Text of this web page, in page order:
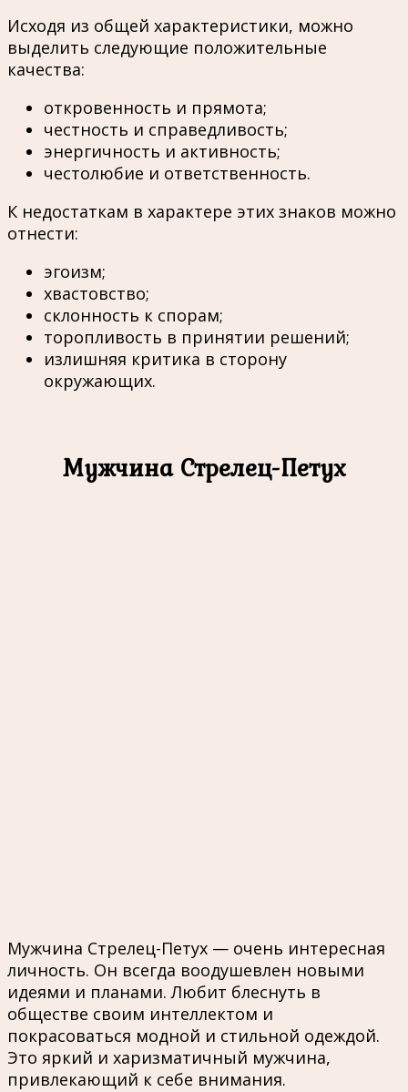
Исходя из общей характеристики, можно
выделить следующие положительные
качества:
откровенность и прямота;
честность и справедливость;
энергичность и активность;
честолюбие и ответственность.
К недостаткам в характере этих знаков можно
отнести:
эгоизм;
хвастовство;
склонность к спорам;
торопливость в принятии решений;
излишняя критика в сторону
окружающих.
Мужчина Стрелец-Петух
Мужчина Стрелец-Петух — очень интересная
личность. Он всегда воодушевлен новыми
идеями и планами. Любит блеснуть в
обществе своим интеллектом и
покрасоваться модной и стильной одеждой.
Это яркий и харизматичный мужчина,
привлекающий к себе внимания.